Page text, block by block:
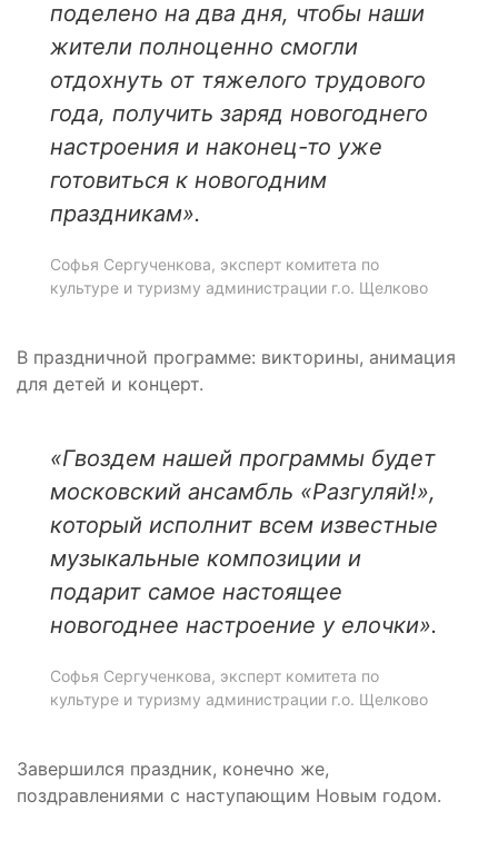
поделено на два дня, чтобы наши
жители полноценно смогли
отдохнуть от тяжелого трудового
года, получить заряд новогоднего
настроения и наконец-то уже
готовиться к новогодним
праздникам».
Софья Сергученкова, эксперт комитета по
культуре и туризму администрации г.о. Щелково
В праздничной программе: викторины, анимация
для детей и концерт.
«Гвоздем нашей программы будет
московский ансамбль «Разгуляй!»,
который исполнит всем известные
музыкальные композиции и
подарит самое настоящее
новогоднее настроение у елочки».
Софья Сергученкова, эксперт комитета по
культуре и туризму администрации г.о. Щелково
Завершился праздник, конечно же,
поздравлениями с наступающим Новым годом.